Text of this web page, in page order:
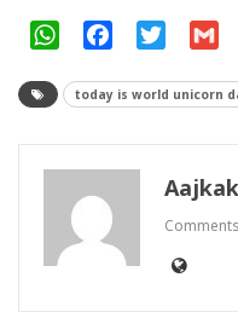
WhatsAppFacebookTwitter
today is world unicorn
Comments